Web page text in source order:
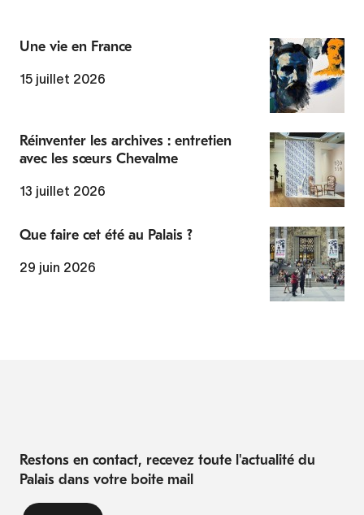
Une vie en France
15 juillet 2026
Réinventer les archives : entretien
avec les sœurs Chevalme
13 juillet 2026
Que faire cet été au Palais ?
29 juin 2026
Restons en contact, recevez toute l'actualité du
Palais dans votre boite mail